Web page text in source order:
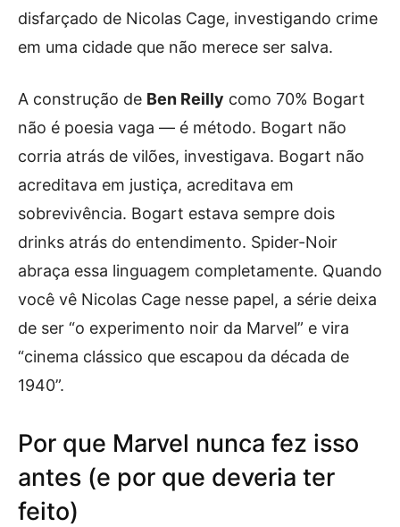
disfarçado de Nicolas Cage, investigando crime
em uma cidade que não merece ser salva.
A construção de Ben Reilly como 70% Bogart
não é poesia vaga — é método. Bogart não
corria atrás de vilões, investigava. Bogart não
acreditava em justiça, acreditava em
sobrevivência. Bogart estava sempre dois
drinks atrás do entendimento. Spider-Noir
abraça essa linguagem completamente. Quando
você vê Nicolas Cage nesse papel, a série deixa
de ser “o experimento noir da Marvel” e vira
“cinema clássico que escapou da década de
1940”.
Por que Marvel nunca fez isso
antes (e por que deveria ter
feito)